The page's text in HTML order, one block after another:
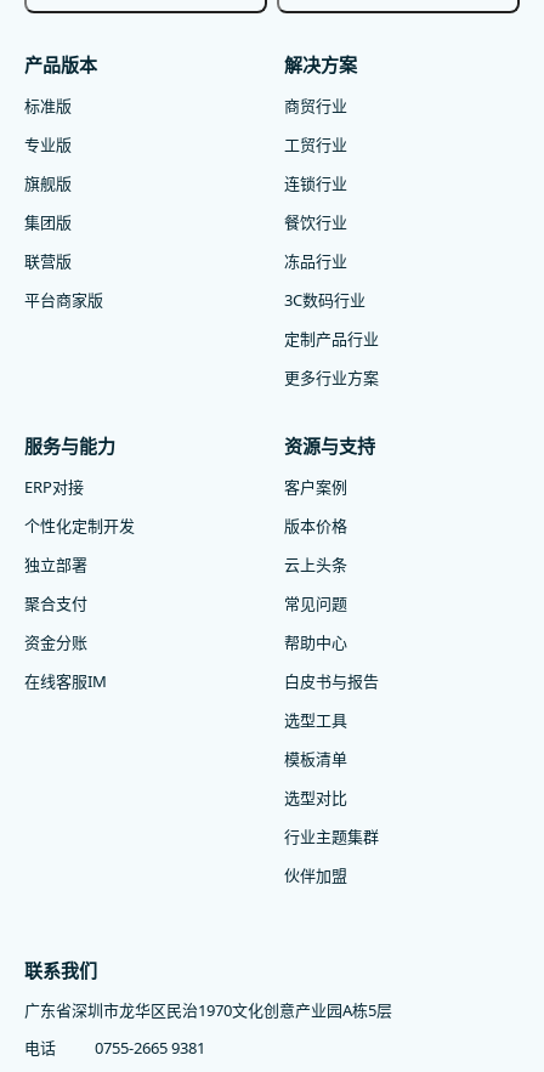
产品版本
标准版
专业版
旗舰版
集团版
联营版
平台商家版
解决方案
商贸行业
工贸行业
连锁行业
餐饮行业
冻品行业
3C数码行业
定制产品行业
更多行业方案
服务与能力
ERP对接
个性化定制开发
独立部署
聚合支付
资金分账
在线客服IM
资源与支持
客户案例
版本价格
云上头条
常见问题
帮助中心
白皮书与报告
选型工具
模板清单
选型对比
行业主题集群
伙伴加盟
联系我们
广东省深圳市龙华区民治1970文化创意产业园A栋5层
电话
0755-2665 9381